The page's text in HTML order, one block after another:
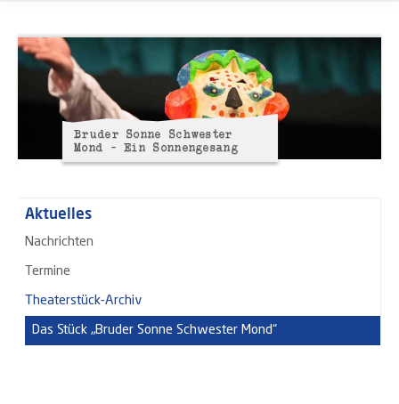
Bruder Sonne Schwester
Mond – Ein Sonnengesang
Aktuelles
Nachrichten
Termine
Theaterstück-Archiv
Das Stück „Bruder Sonne Schwester Mond“